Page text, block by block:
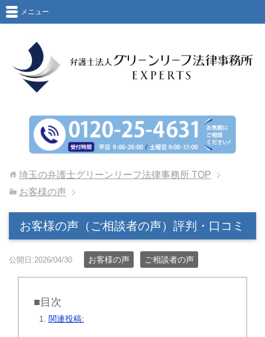
メニュー
埼玉の弁護士グリーンリーフ法律事務所 TOP
お客様の声
お客様の声（ご相談者の声）評判・口コミ
公開日:2026/04/30 お客様の声 ご相談者の声
■目次
関連投稿: